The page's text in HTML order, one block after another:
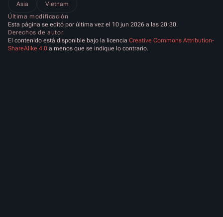
Asia
Vietnam
Última modificación
Esta página se editó por última vez el 10 jun 2026 a las 20:30.
Derechos de autor
El contenido está disponible bajo la licencia Creative Commons Attribution-
ShareAlike 4.0 a menos que se indique lo contrario.